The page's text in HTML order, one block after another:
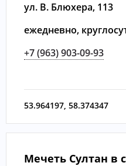
ул. В. Блюхера, 113
ежедневно,
+7 (963) 903-09-93
53.964197, 58.374347
Мечеть Султан в